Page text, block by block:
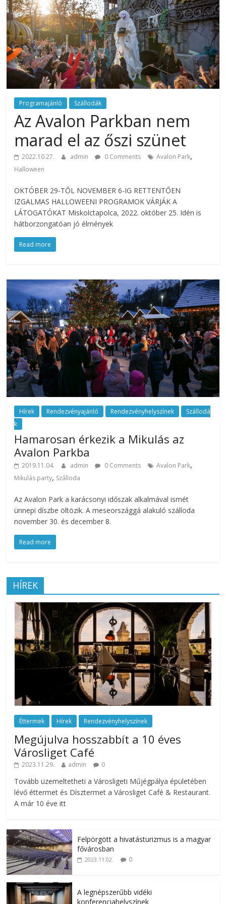
rendezvény
ajánlatok.
Rendezvények,
rendezvénytechnika,
rendezvényeszközök,
rendezvénygasztronómia,
catering.
Útmutató
úgy
profi
rendezvényszervező
mint
céges
rendezvények
szervezőinek,
vagy
az
esküvőjüket
Programajánló Szállodák
Az Avalon Parkban nem
marad el az őszi szünet
2022.10.27. admin 0 Comments Avalon Park,
Halloween
OKTÓBER 29-TŐL NOVEMBER 6-IG RETTENTŐEN
IZGALMAS HALLOWEENI PROGRAMOK VÁRJÁK A
LÁTOGATÓKAT Miskolctapolca, 2022. október 25. Idén is
hátborzongatóan jó élmények
Read more
Hírek Rendezvényajánló Rendezvényhelyszínek
Szállodá
k
Hamarosan érkezik a Mikulás az
Avalon Parkba
2019.11.04. admin 0 Comments Avalon Park,
Mikulás party, Szálloda
Az Avalon Park a karácsonyi időszak alkalmával ismét
ünnepi díszbe öltözik. A meseországgá alakuló szálloda
november 30. és december 8.
Read more
HÍREK
Éttermek Hírek Rendezvényhelyszínek
Megújulva hosszabbít a 10 éves
Városliget Café
2023.11.29. admin 0
Tovább üzemeltetheti a Városligeti Műjégpálya épületében
lévő éttermet és Dísztermet a Városliget Café & Restaurant.
A már 10 éve itt
Felpörgött a hivatásturizmus is a magyar
fővárosban
2023.11.02. 0
A legnépszerűbb vidéki
konferenciahelyszínek